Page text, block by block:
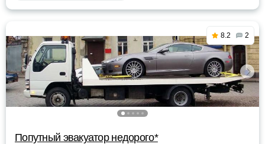
8.2 2
Попутный эвакуатор недорого*